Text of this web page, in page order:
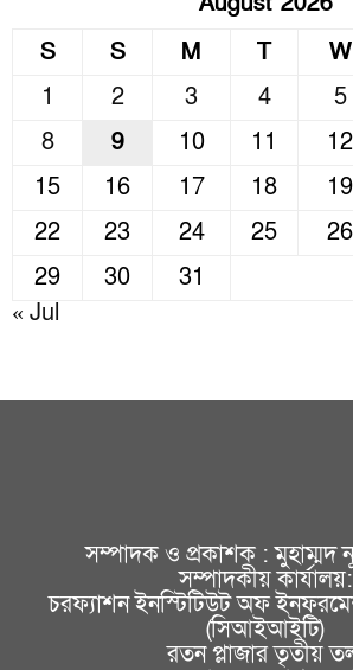
S
S M T W
1
2 3 4 5
8
9 10 11 12
15
16 17 18 19
22
23 24 25 26
29
30
31
« Jul
সম্পাদক ও প্রকাশক :
সম্পাদকীয় কার্যালয়:
চরফ্যাশন ইনস্টিটিউট অফ
(সিআইআইটি)
রতন প্লাজার তৃতীয়